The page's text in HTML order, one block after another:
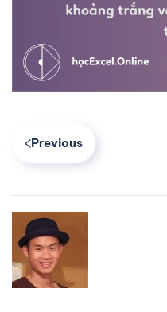
Previous